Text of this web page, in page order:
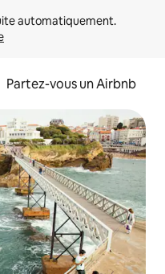
Partez-vous un Airbnb